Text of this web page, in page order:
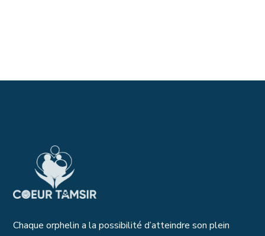
Chaque orphelin a la possibilité d’atteindre son plein